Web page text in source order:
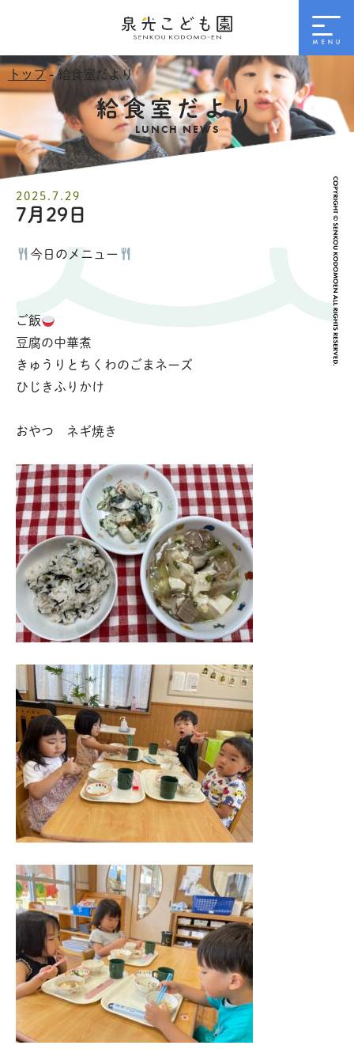
トップ- 給食室だより
給食室だより
LUNCH NEWS
2025.7.29
7月29日
今日のメニュー
ご飯
豆腐の中華煮
きゅうりとちくわのごまネーズ
ひじきふりかけ
おやつ ネギ焼き